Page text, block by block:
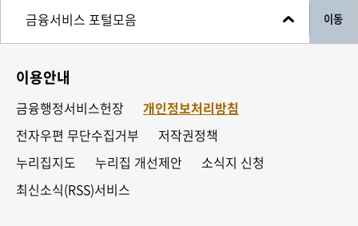
이동
이용안내
금융행정서비스헌장
개인정보처리방침
전자우편 무단수집거부
저작권정책
누리집지도
누리집 개선제안
소식지 신청
최신소식(RSS)서비스